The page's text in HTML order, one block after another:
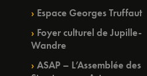
Espace Georges Truffaut
Foyer culturel de Jupille-
Wandre
ASAP – L’Assemblée des